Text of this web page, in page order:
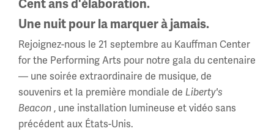
Elisabeth et Brad Bergman
Karen L.Daniel
DD Ranch Leawood
Linda et Paul De Bruce
Edward Jones
Gould Evans
Hartsook
Marie et Mark Jorgenson
Cent ans d'élaboration.
Une nuit pour la marquer à jamais.
Rejoignez-nous le 21 septembre au Kauffman Center
for the Performing Arts pour notre gala du centenaire
— une soirée extraordinaire de musique, de
souvenirs et la première mondiale de Liberty's
Beacon , une installation lumineuse et vidéo sans
précédent aux États-Unis.